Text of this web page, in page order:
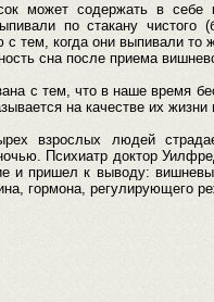
может содержать в себе
по стакану чистого
тем, когда они выпивали то
сна после приема
с тем, что в наше время
на качестве их жизни
взрослых людей
Психиатр доктор
и пришел к выводу:
гормона, регулирующего